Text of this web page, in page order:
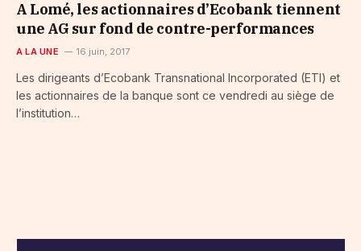
A Lomé, les actionnaires d’Ecobank tiennent
une AG sur fond de contre-performances
A LA UNE 16 juin, 2017
Les dirigeants d’Ecobank Transnational Incorporated (ETI) et
les actionnaires de la banque sont ce vendredi au siège de
l’institution…